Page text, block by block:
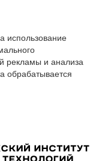
использование
рекламы и анализа
обрабатывается